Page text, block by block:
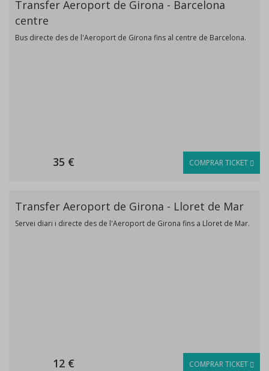
Transfer Aeroport de Girona - Barcelona
centre
Bus directe des de l'Aeroport de Girona fins al centre de Barcelona.
35 € COMPRAR TICKET
Transfer Aeroport de Girona - Lloret de Mar
Servei diari i directe des de l'Aeroport de Girona fins a Lloret de Mar.
12 € COMPRAR TICKET